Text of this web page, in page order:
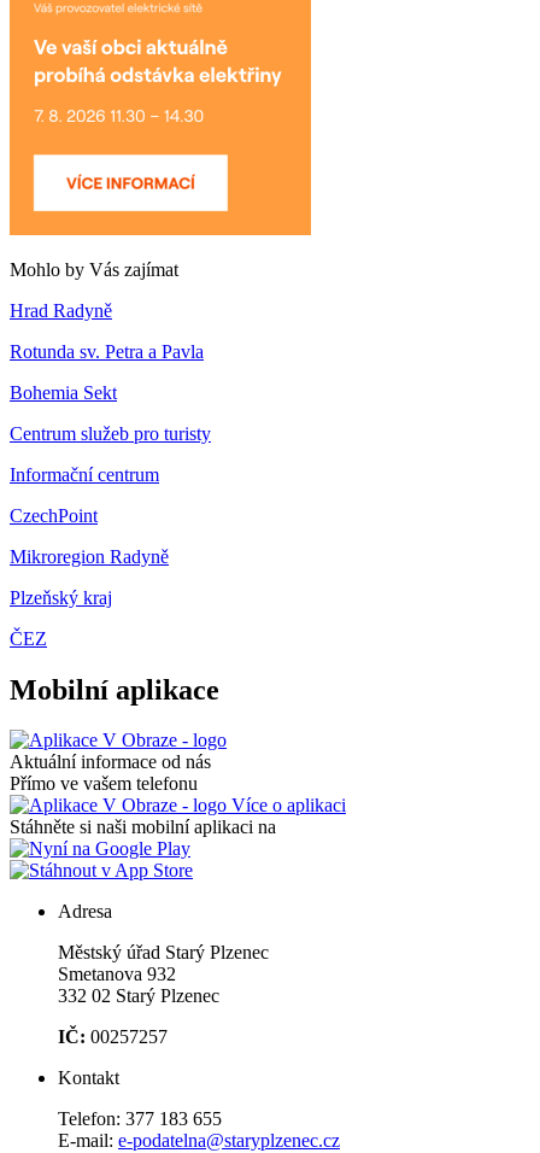
Mohlo by Vás zajímat
Hrad Radyně
Rotunda sv. Petra a Pavla
Bohemia Sekt
Centrum služeb pro turisty
Informační centrum
CzechPoint
Mikroregion Radyně
Plzeňský kraj
ČEZ
Mobilní aplikace
Aktuální informace od nás
Přímo ve vašem telefonu
Více o aplikaci
Stáhněte si naši mobilní aplikaci na
Adresa
Městský úřad Starý Plzenec
Smetanova 932
332 02 Starý Plzenec
IČ: 00257257
Kontakt
Telefon: 377 183 655
E-mail: e-podatelna@staryplzenec.cz